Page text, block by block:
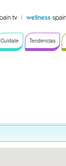
Cuídate Tendencias